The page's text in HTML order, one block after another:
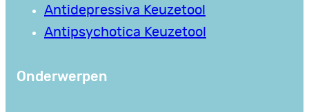
Antidepressiva Keuzetool
Antipsychotica Keuzetool
Onderwerpen